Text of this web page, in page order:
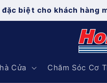
biệt cho khách hàng
Cửa Chăm Sóc Cơ